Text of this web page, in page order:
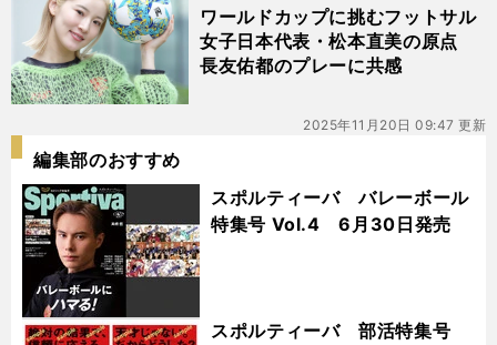
ワールドカップに挑むフットサル
女子日本代表・松本直美の原点
長友佑都のプレーに共感
2025年11月20日 09:47 更新
編集部のおすすめ
スポルティーバ バレーボール
特集号 Vol.4 6月30日発売
スポルティーバ 部活特集号